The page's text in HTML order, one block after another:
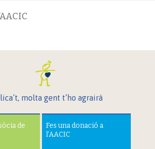
molta gent t’ho agrairà
de
Fes una donació a
l’AACIC